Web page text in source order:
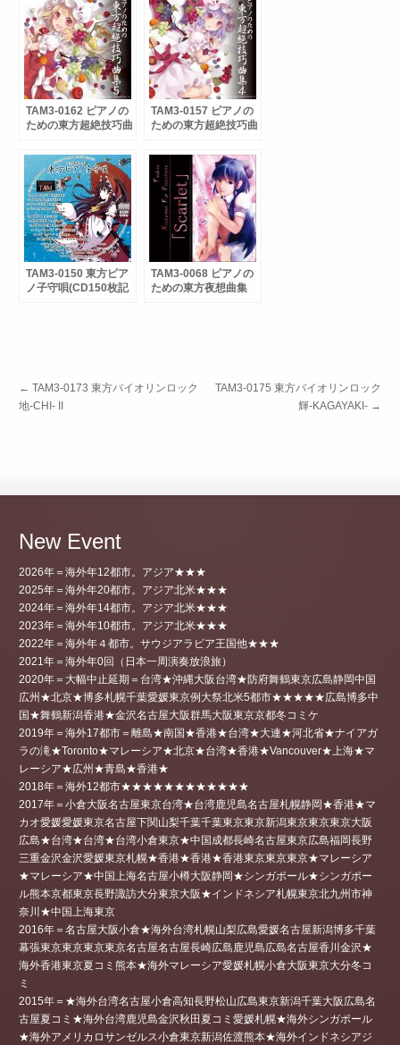
TAM3-0162 ピアノの
ための東方超絶技巧曲
TAM3-0157 ピアノの
ための東方超絶技巧曲
TAM3-0150 東方ピア
ノ子守唄(CD150枚記
TAM3-0068 ピアノの
ための東方夜想曲集
← TAM3-0173 東方バイオリンロック
地-CHI- II
TAM3-0175 東方バイオリンロック
輝-KAGAYAKI- →
New Event
2026年＝海外年12都市。アジア★★★
2025年＝海外年20都市。アジア北米★★★
2024年＝海外年14都市。アジア北米★★★
2023年＝海外年10都市。アジア北米★★★
2022年＝海外年４都市。サウジアラビア王国他★★★
2021年＝海外年0回（日本一周演奏放浪旅）
2020年＝大幅中止延期＝台湾★沖縄大阪台湾★防府舞鶴東京広島静岡中国
広州★北京★博多札幌千葉愛媛東京例大祭北米5都市★★★★★広島博多中
国★舞鶴新潟香港★金沢名古屋大阪群馬大阪東京京都冬コミケ
2019年＝海外17都市＝離島★南国★香港★台湾★大連★河北省★ナイアガ
ラの滝★Toronto★マレーシア★北京★台湾★香港★Vancouver★上海★マ
レーシア★広州★青島★香港★
2018年＝海外12都市★★★★★★★★★★★★
2017年＝小倉大阪名古屋東京台湾★台湾鹿児島名古屋札幌静岡★香港★マ
カオ愛媛愛媛東京名古屋下関山梨千葉千葉東京東京新潟東京東京東京大阪
広島★台湾★台湾★台湾小倉東京★中国成都長崎名古屋東京広島福岡長野
三重金沢金沢愛媛東京札幌★香港★香港★香港東京東京東京★マレーシア
★マレーシア★中国上海名古屋小樽大阪静岡★シンガポール★シンガポー
ル熊本京都東京長野諏訪大分東京大阪★インドネシア札幌東京北九州市神
奈川★中国上海東京
2016年＝名古屋大阪小倉★海外台湾札幌山梨広島愛媛名古屋新潟博多千葉
幕張東京東京東京東京名古屋名古屋長崎広島鹿児島広島名古屋香川金沢★
海外香港東京夏コミ熊本★海外マレーシア愛媛札幌小倉大阪東京大分冬コ
ミ
2015年＝★海外台湾名古屋小倉高知長野松山広島東京新潟千葉大阪広島名
古屋夏コミ★海外台湾鹿児島金沢秋田夏コミ愛媛札幌★海外シンガポール
★海外アメリカロサンゼルス小倉東京新潟佐渡熊本★海外インドネシアジ